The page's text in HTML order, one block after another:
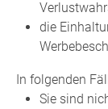
die
In folgenden
Sie sind